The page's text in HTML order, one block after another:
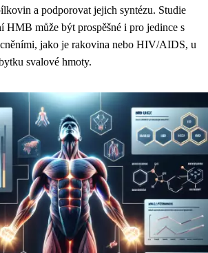
a podporovat jejich syntézu. Studie
HMB může být prospěšné i pro jedince s
jako je rakovina nebo HIV/AIDS, u
svalové hmoty.